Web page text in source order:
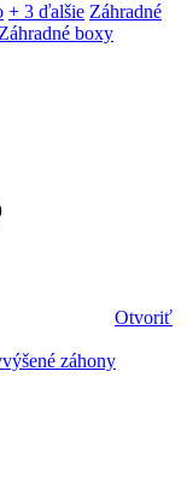
+ 3 ďalšie Záhradné
Záhradné boxy
Otvoriť
záhony